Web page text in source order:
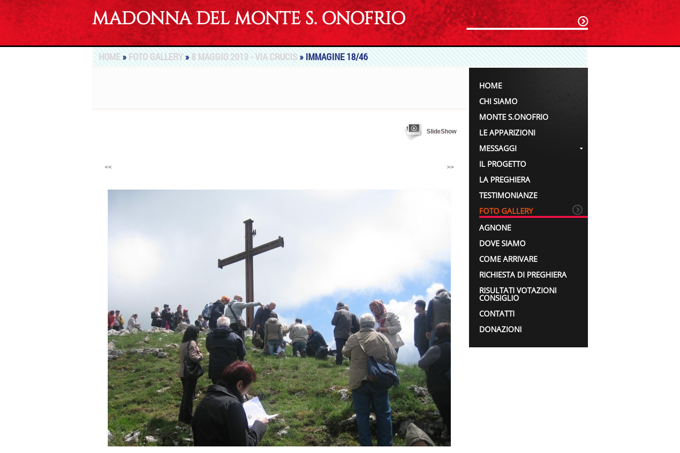
MADONNA DEL MONTE S. ONOFRIO
HOME»FOTO GALLERY»8 MAGGIO 2013 - VIA CRUCIS» IMMAGINE 18/46
SlideShow
<< >>
HOME
CHI SIAMO
MONTE S.ONOFRIO
LE APPARIZIONI
MESSAGGI
IL PROGETTO
LA PREGHIERA
TESTIMONIANZE
FOTO GALLERY
AGNONE
DOVE SIAMO
COME ARRIVARE
RICHIESTA DI PREGHIERA
RISULTATI VOTAZIONI
CONSIGLIO
CONTATTI
DONAZIONI